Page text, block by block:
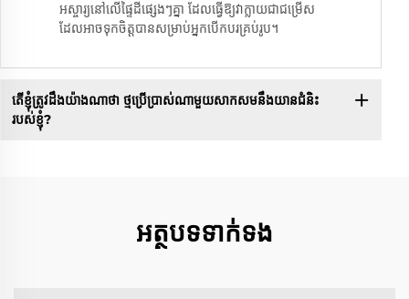
អស្ចារ្យនៅលើផ្ទៃដីផ្សេងៗគ្នា ដែលធ្វើឱ្យវាក្លាយជាជម្រើស
ដែលអាចទុកចិត្តបានសម្រាប់អ្នកបើកបរគ្រប់រូប។
តើខ្ញុំត្រូវដឹងយ៉ាងណាថា ថ្មប្រើប្រាស់ណាមួយសាកសមនឹងយានជំនិះ
របស់ខ្ញុំ?
អត្ថបទទាក់ទង